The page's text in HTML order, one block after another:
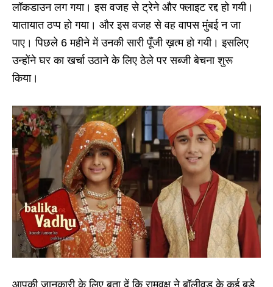
लॉकडाउन लग गया। इस वजह से ट्रेने और फ्लाइट रद्द हो गयी।
यातायात ठप्प हो गया। और इस वजह से वह वापस मुंबई न जा
पाए। पिछले 6 महीने में उनकी सारी पूँजी ख़त्म हो गयी। इसलिए
उन्होंने घर का खर्चा उठाने के लिए ठेले पर सब्जी बेचना शुरू
किया।
आपकी जानकारी के लिए बता दें कि रामवृक्ष ने बॉलीवुड के कई बड़े